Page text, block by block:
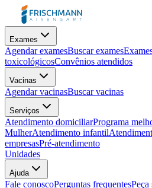
Exames
Agendar examesBuscar exames
toxicológicosConvênios atendidos
Vacinas
Agendar vacinasBuscar vacinas
Serviços
Atendimento domiciliarPrograma
MulherAtendimento infantil
empresasPré-atendimento
Unidades
Ajuda
Fale conoscoPerguntas frequentesPeça